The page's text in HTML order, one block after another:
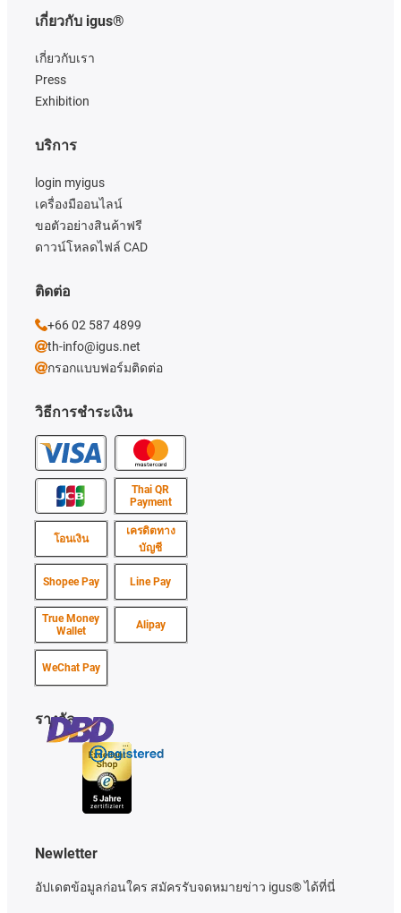
เกี่ยวกับ igus®
เกี่ยวกับเรา
Press
Exhibition
วิธีการชำระเงิน
Thai QR
Payment
โอนเงิน
เครดิตทาง
บัญชี
Shopee Pay Line Pay
True Money
Wallet
Alipay
WeChat Pay
บริการ
login myigus
เครื่องมืออนไลน์
ขอตัวอย่างสินค้าฟรี
ดาวน์โหลดไฟล์ CAD
รางวัล
Newletter
อัปเดตข้อมูลก่อนใคร สมัครรับจดหมายข่าว igus® ได้ที่นี่
ติดต่อ
+66 02 587 4899
th-info@igus.net
กรอกแบบฟอร์มติดต่อ